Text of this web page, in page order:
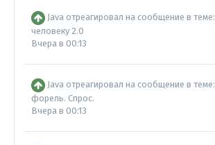
Java отреагировал на сообщение в теме:
человеку 2.0
Вчера в 00:13
Java отреагировал на сообщение в теме:
форель. Спрос.
Вчера в 00:13